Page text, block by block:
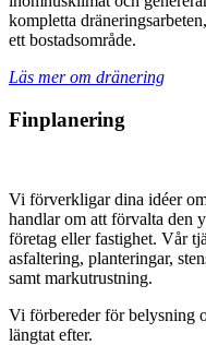
kompletta
ett bostadsområde.
Läs mer om dränering
Finplanering
Vi förverkligar dina idéer
handlar om att förvalta den
företag eller fastighet. Vår
asfaltering, planteringar,
samt markutrustning.
Vi förbereder för belysning
längtat efter.